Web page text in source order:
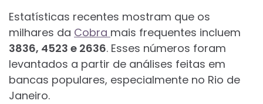
Estatísticas recentes mostram que os
milhares da Cobra mais frequentes incluem
3836, 4523 e 2636. Esses números foram
levantados a partir de análises feitas em
bancas populares, especialmente no Rio de
Janeiro.